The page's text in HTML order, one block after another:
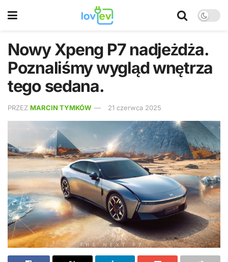
Nowy Xpeng P7 nadjeżdża.
Poznaliśmy wygląd wnętrza
tego sedana.
PRZEZ MARCIN TYMKÓW 21 czerwca 2025